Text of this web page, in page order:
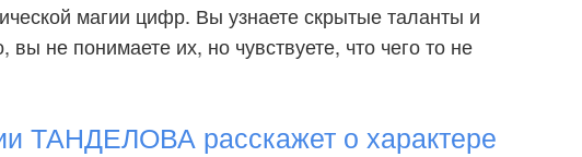
магии цифр. Вы узнаете скрытые таланты и
не понимаете их, но чувствуете, что чего то не
ТАНДЕЛОВА расскажет о характере